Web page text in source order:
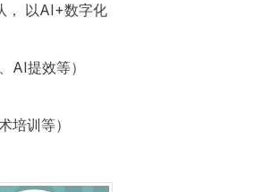
， 以AI+数字化
AI提效等）
培训等）